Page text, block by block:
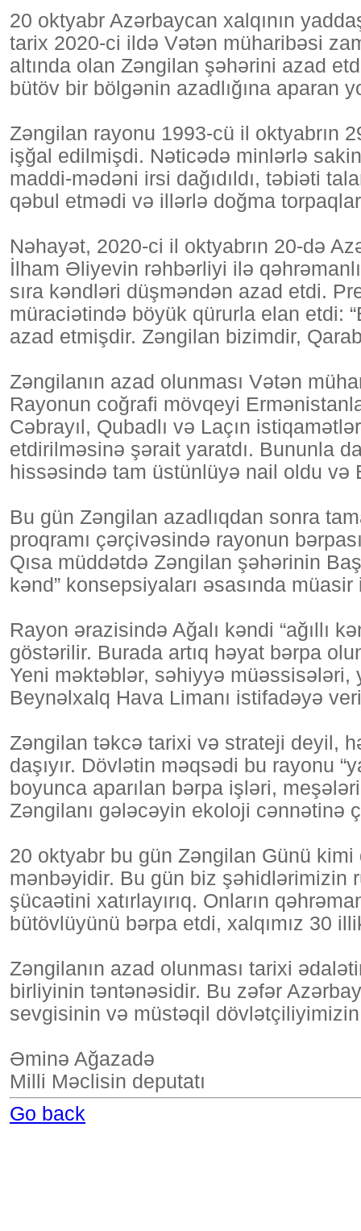
20 oktyabr Azərbaycan xalqının
tarix 2020-ci ildə Vətən müharibəsi
altında olan Zəngilan şəhərini azad
bütöv bir bölgənin azadlığına aparan
Zəngilan rayonu 1993-cü il oktyabrın
işğal edilmişdi. Nəticədə minlərlə
maddi-mədəni irsi dağıdıldı, təbiəti
qəbul etmədi və illərlə doğma
Nəhayət, 2020-ci il oktyabrın 20-də
İlham Əliyevin rəhbərliyi ilə
sıra kəndləri düşməndən azad etdi.
müraciətində böyük qürurla elan etdi:
azad etmişdir. Zəngilan bizimdir,
Zəngilanın azad olunması Vətən
Rayonun coğrafi mövqeyi
Cəbrayıl, Qubadlı və Laçın
etdirilməsinə şərait yaratdı. Bununla
hissəsində tam üstünlüyə nail oldu və
Bu gün Zəngilan azadlıqdan sonra
proqramı çərçivəsində rayonun
Qısa müddətdə Zəngilan şəhərinin Baş
kənd” konsepsiyaları əsasında
Rayon ərazisində Ağalı kəndi “ağıllı
göstərilir. Burada artıq həyat bərpa
Yeni məktəblər, səhiyyə müəssisələri,
Beynəlxalq Hava Limanı istifadəyə
Zəngilan təkcə tarixi və strateji deyil,
daşıyır. Dövlətin məqsədi bu rayonu
boyunca aparılan bərpa işləri,
Zəngilanı gələcəyin ekoloji cənnətinə
20 oktyabr bu gün Zəngilan Günü
mənbəyidir. Bu gün biz şəhidlərimizin
şücaətini xatırlayırıq. Onların
bütövlüyünü bərpa etdi, xalqımız 30
Zəngilanın azad olunması tarixi
birliyinin təntənəsidir. Bu zəfər
sevgisinin və müstəqil
Əminə Ağazadə
Milli Məclisin deputatı
Go back